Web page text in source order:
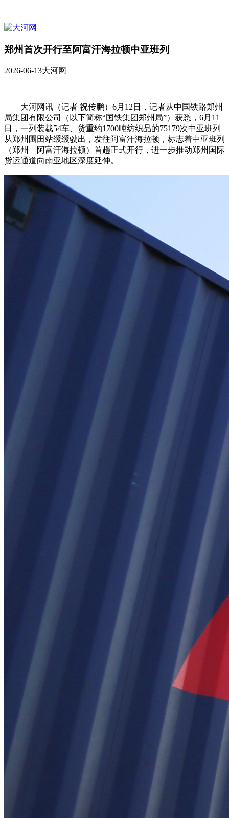
郑州首次开行至阿富汗海拉顿中亚班列
2026-06-13大河网
大河网讯（记者 祝传鹏）6月12日，记者从中国铁路郑州
局集团有限公司（以下简称“国铁集团郑州局”）获悉，6月11
日，一列装载54车、货重约1700吨纺织品的75179次中亚班列
从郑州圃田站缓缓驶出，发往阿富汗海拉顿，标志着中亚班列
（郑州—阿富汗海拉顿）首趟正式开行，进一步推动郑州国际
货运通道向南亚地区深度延伸。